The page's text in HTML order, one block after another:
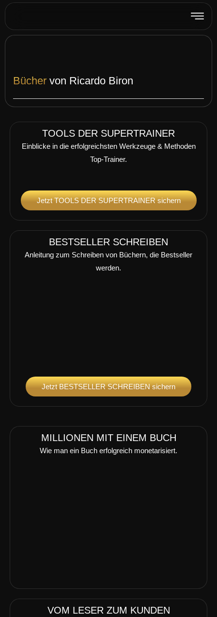
Bücher von Ricardo Biron
TOOLS DER SUPERTRAINER
Einblicke in die erfolgreichsten Werkzeuge & Methoden
Top-Trainer.
Jetzt TOOLS DER SUPERTRAINER sichern
BESTSELLER SCHREIBEN
Anleitung zum Schreiben von Büchern, die Bestseller
werden.
Jetzt BESTSELLER SCHREIBEN sichern
MILLIONEN MIT EINEM BUCH
Wie man ein Buch erfolgreich monetarisiert.
VOM LESER ZUM KUNDEN